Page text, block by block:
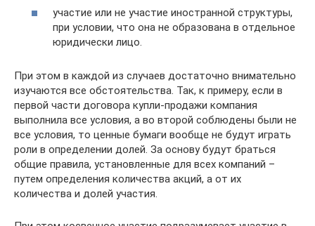
участие или не участие иностранной структуры,
при условии, что она не образована в отдельное
юридически лицо.
При этом в каждой из случаев достаточно внимательно
изучаются все обстоятельства. Так, к примеру, если в
первой части договора купли-продажи компания
выполнила все условия, а во второй соблюдены были не
все условия, то ценные бумаги вообще не будут играть
роли в определении долей. За основу будут браться
общие правила, установленные для всех компаний –
путем определения количества акций, а от их
количества и долей участия.